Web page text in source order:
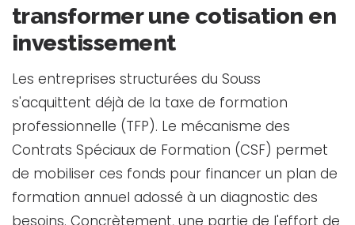
transformer une cotisation en
investissement
Les entreprises structurées du Souss
s'acquittent déjà de la taxe de formation
professionnelle (TFP). Le mécanisme des
Contrats Spéciaux de Formation (CSF) permet
de mobiliser ces fonds pour financer un plan de
formation annuel adossé à un diagnostic des
besoins. Concrètement, une partie de l'effort de